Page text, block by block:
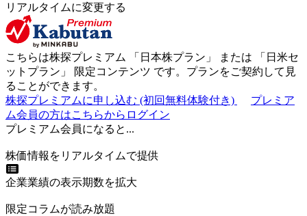
リアルタイムに変更する
こちらは株探プレミアム 「 日本株プラン 」 または 「 日米セ
ットプラン 」 限定コンテンツ です。プランをご契約して見
ることができます。
株探プレミアムに申し込む (初回無料体験付き)
プレミア
ム会員の方はこちらからログイン
プレミアム会員になると...
株価情報をリアルタイムで提供
企業業績の表示期数を拡大
限定コラムが読み放題